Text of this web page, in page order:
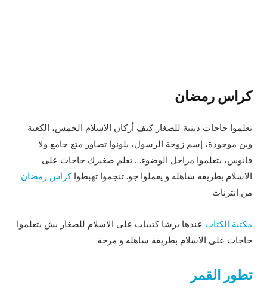
كراس رمضان
تعلموا حاجات دينية للصغار كيف أركان الاسلام الخمس، الكعبة
وين موجودة، إسم زوجة الرسول، يلونوا تصاور متع جامع ولا
فانوس، يتعلموا مراحل الوضوء… تعلم صغيرك حاجات على
الاسلام بطريقة ساهلة و يعملوا جو. تنجموا تهبطواكراس رمضان
من انترنات
مكتبة الكتاب عندها برشا كتيبات على الاسلام للصغار بش يتعلموا
حاجات على الاسلام بطريقة ساهلة و مرحة
تطور القمر